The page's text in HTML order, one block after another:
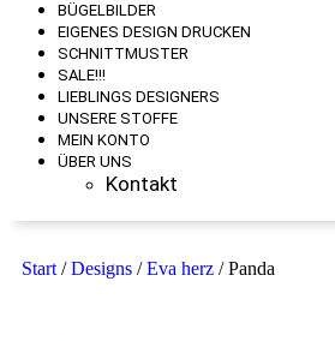
BÜGELBILDER
EIGENES DESIGN DRUCKEN
SCHNITTMUSTER
SALE!!!
LIEBLINGS DESIGNERS
UNSERE STOFFE
MEIN KONTO
ÜBER UNS
Kontakt
Start /Designs /Eva herz / Panda